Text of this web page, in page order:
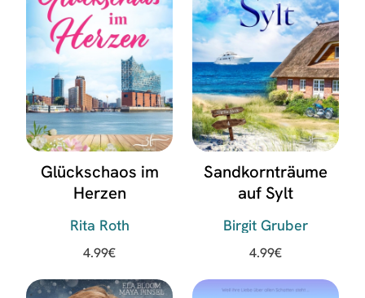
Glückschaos im
Herzen
Rita Roth
4.99€
Sandkornträume
auf Sylt
Birgit Gruber
4.99€